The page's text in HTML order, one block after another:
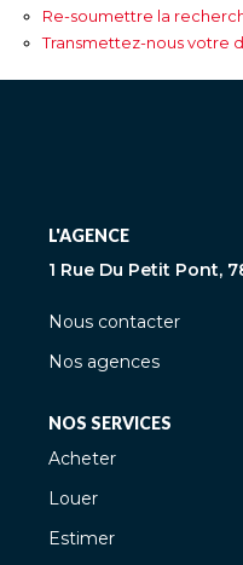
Re-soumettre la
Transmettez-nous votre
L'AGENCE
1 Rue Du Petit Pont,
Nous contacter
Nos agences
NOS SERVICES
Acheter
Louer
Estimer